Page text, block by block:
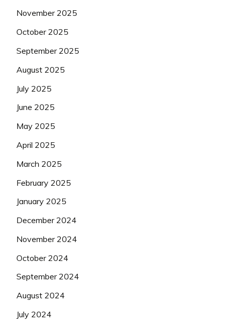
November 2025
October 2025
September 2025
August 2025
July 2025
June 2025
May 2025
April 2025
March 2025
February 2025
January 2025
December 2024
November 2024
October 2024
September 2024
August 2024
July 2024